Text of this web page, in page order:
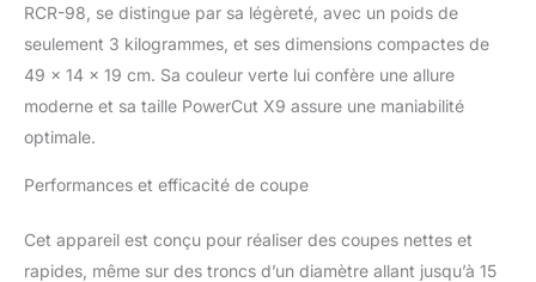
Même les femmes et les
personnes âgées
peuvent l'utiliser
seule main. La
également aux
droitiers. 【Autonomie de
Batterie Étendue】Notre
RCR-98, se distingue par sa légèreté, avec un poids de
seulement 3 kilogrammes, et ses dimensions compactes de
49 x 14 x 19 cm. Sa couleur verte lui confère une allure
moderne et sa taille PowerCut X9 assure une maniabilité
optimale.
Performances et efficacité de coupe
Cet appareil est conçu pour réaliser des coupes nettes et
rapides, même sur des troncs d’un diamètre allant jusqu’à 15